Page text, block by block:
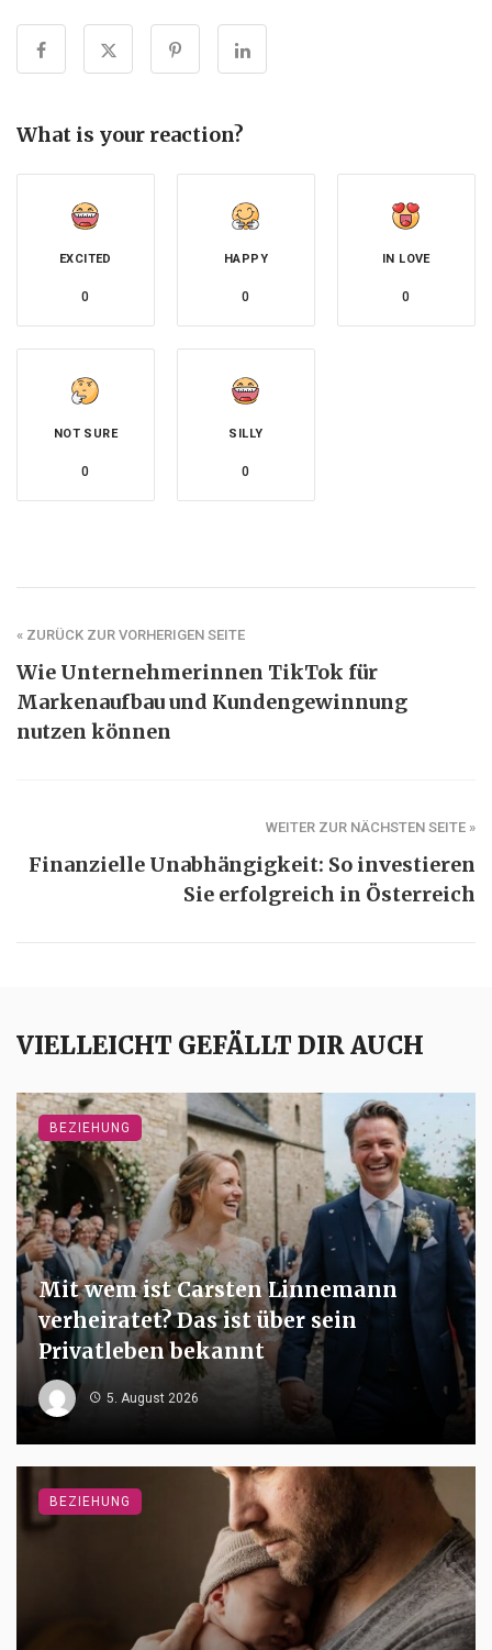
What is your reaction?
EXCITED
0
HAPPY
0
IN LOVE
0
NOT SURE
0
SILLY
0
« ZURÜCK ZUR VORHERIGEN SEITE
Wie Unternehmerinnen TikTok für
Markenaufbau und Kundengewinnung
nutzen können
WEITER ZUR NÄCHSTEN SEITE »
Finanzielle Unabhängigkeit: So investieren
Sie erfolgreich in Österreich
VIELLEICHT GEFÄLLT DIR AUCH
Mit wem ist Carsten Linnemann
verheiratet? Das ist über sein
Privatleben bekannt
5. August 2026
BEZIEHUNG
BEZIEHUNG